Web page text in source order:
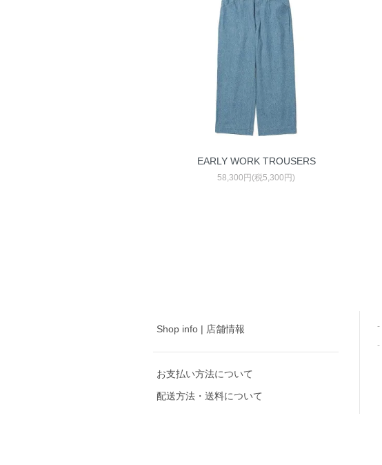
EARLY WORK TROUSERS
58,300円(税5,300円)
Shop info | 店舗情報
お支払い方法について
配送方法・送料について